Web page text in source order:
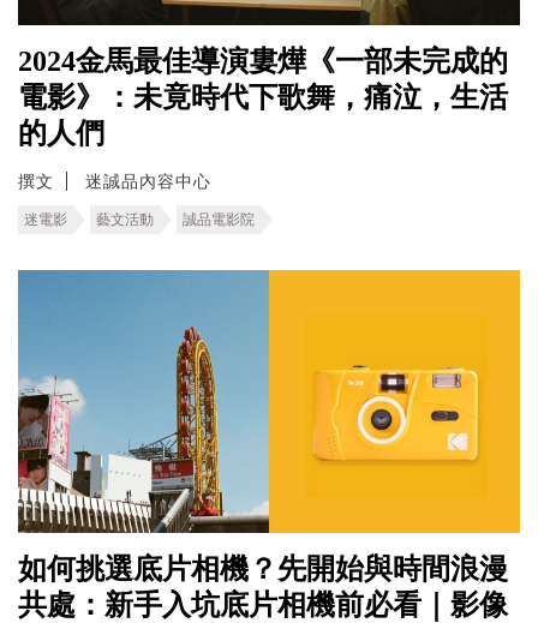
2024金馬最佳導演婁燁《一部未完成的
電影》：未竟時代下歌舞，痛泣，生活
的人們
撰文 迷誠品內容中心
迷電影 藝文活動 誠品電影院
如何挑選底片相機？先開始與時間浪漫
共處：新手入坑底片相機前必看｜影像